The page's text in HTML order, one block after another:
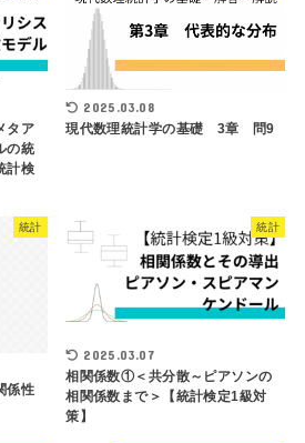
タア
の統
計検
2025.03.08
現代数理統計学の基礎 3章 問9
統計
係性
統計
2025.03.07
相関係数①＜共分散～ピアソンの
相関係数まで＞【統計検定1級対
策】